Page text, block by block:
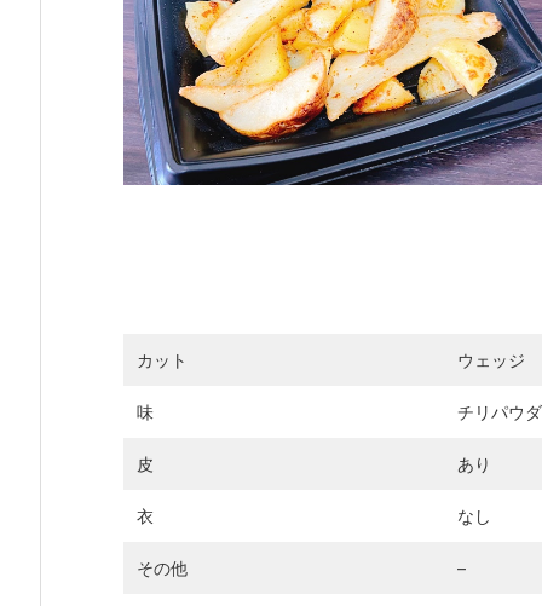
カット ウェッジ
味 チリパウ
皮 あり
衣 なし
その他 –